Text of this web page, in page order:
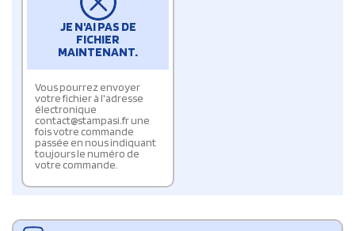
JE N'AI PAS DE
FICHIER
MAINTENANT.
Vous pourrez envoyer
votre fichier à l'adresse
électronique
contact@stampasi.fr une
fois votre commande
passée en nous indiquant
toujours le numéro de
votre commande.